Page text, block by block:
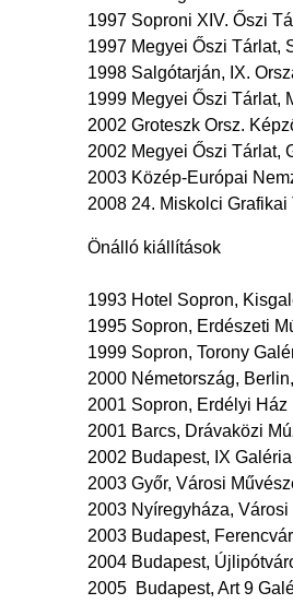
1997 Soproni XIV. Őszi
1997 Megyei Őszi Tárlat,
1998 Salgótarján, IX.
1999 Megyei Őszi Tárlat,
2002 Groteszk Orsz.
2002 Megyei Őszi Tárlat,
2003 Közép-Európai
2008 24. Miskolci
Önálló kiállítások
1993 Hotel Sopron,
1995 Sopron, Erdészeti
1999 Sopron, Torony
2000 Németország,
2001 Sopron, Erdélyi
2001 Barcs, Drávaközi
2002 Budapest, IX Galéria
2003 Győr, Városi
2003 Nyíregyháza,
2003 Budapest,
2004 Budapest,
2005 Budapest, Art 9